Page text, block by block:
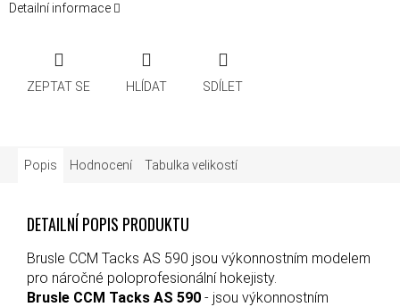
Detailní informace
ZEPTAT SE HLÍDAT SDÍLET
Popis Hodnocení Tabulka velikostí
DETAILNÍ POPIS PRODUKTU
Brusle CCM Tacks AS 590 jsou výkonnostním modelem
pro náročné poloprofesionální hokejisty.
Brusle CCM Tacks AS 590 - jsou výkonnostním